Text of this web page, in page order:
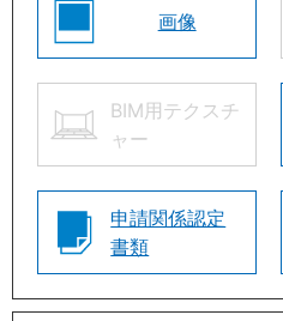
画像
BIM用テクスチ
ャー
申請関係認定
書類